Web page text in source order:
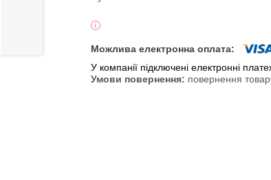
У компанії підключені електронні
повернення